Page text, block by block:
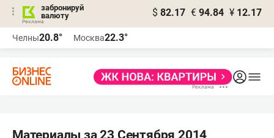
забронируй
валюту
$ 82.17 € 94.84 ¥ 12.17
Челны20.8° Москва22.3°
Материалы за 23 Сентября 2014